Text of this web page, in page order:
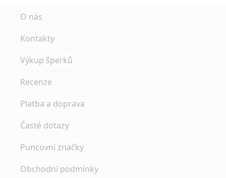
O nás
Kontakty
Výkup šperků
Recenze
Platba a doprava
Časté dotazy
Puncovní značky
Obchodní podmínky